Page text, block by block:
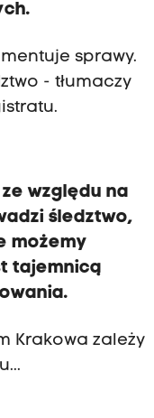
sprawy.
- tłumaczy
względu na
śledztwo,
możemy
tajemnicą
Krakowa zależy